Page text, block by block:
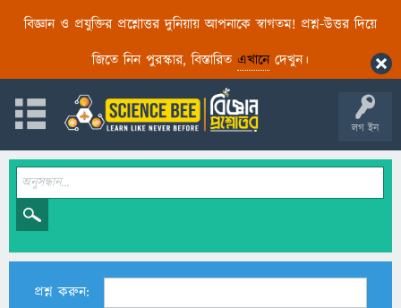
বিজ্ঞান ও প্রযুক্তির প্রশ্নোত্তর দুনিয়ায় আপনাকে স্বাগতম! প্রশ্ন-উত্তর দিয়ে
জিতে নিন পুরস্কার, বিস্তারিত এখানেদেখুন।
লগ ইন
প্রশ্ন করুন: